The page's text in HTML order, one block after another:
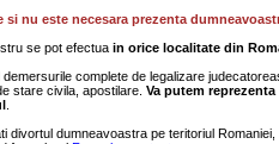
nu este necesara prezenta
se pot efectua in orice localitate din
complete de legalizare
stare civila, apostilare. Va putem
.
divortul dumneavoastra pe teritoriul